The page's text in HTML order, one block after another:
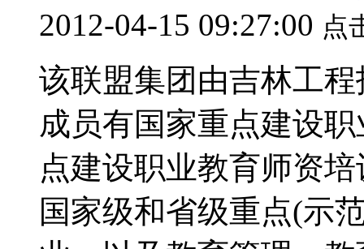
2012-04-15 09:27:00 点
该联盟集团由吉林工
成员有国家重点建设
点建设职业教育师资
国家级和省级重点(示